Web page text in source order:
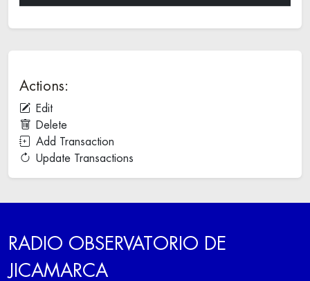
Actions:
Edit
Delete
Add Transaction
Update Transactions
RADIO OBSERVATORIO DE
JICAMARCA